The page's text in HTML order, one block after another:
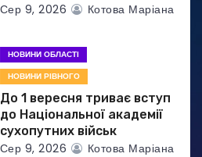
Сер 9, 2026 Котова Маріана
НОВИНИ ОБЛАСТІ
НОВИНИ РІВНОГО
До 1 вересня триває вступ
до Національної академії
сухопутних військ
Сер 9, 2026 Котова Маріана